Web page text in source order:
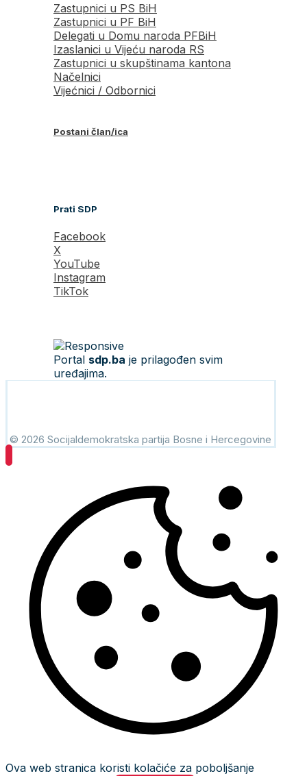
Zastupnici u PS BiH
Zastupnici u PF BiH
Delegati u Domu naroda PFBiH
Izaslanici u Vijeću naroda RS
Zastupnici u skupštinama kantona
Načelnici
Vijećnici / Odbornici
Postani član/ica
Prati SDP
Facebook
X
YouTube
Instagram
TikTok
Portal sdp.ba je prilagođen svim
uređajima.
© 2026 Socijaldemokratska partija Bosne i Hercegovine
Ova web stranica koristi kolačiće za poboljšanje